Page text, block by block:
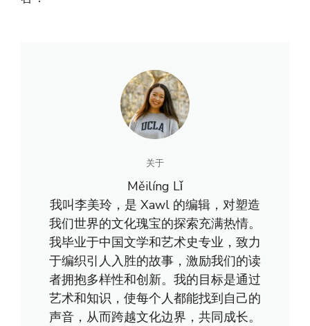
关于
Měilíng Lǐ
我叫李美玲，是 Xawl 的编辑，对塑造
我们世界的文化瑰宝的探索充满热情。
我毕业于中国文学和艺术史专业，致力
于编织引人入胜的故事，激励我们的读
者拥抱多样性和创新。我的目标是通过
艺术和知识，使每个人都能找到自己的
声音，从而跨越文化边界，共同成长。